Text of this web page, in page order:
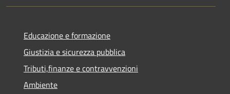
Educazione e formazione
Giustizia e sicurezza pubblica
Tributi,finanze e contravvenzioni
Ambiente